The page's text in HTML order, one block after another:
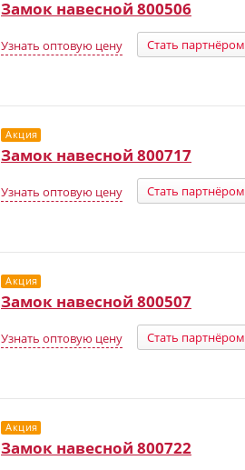
Замок навесной 800506
Узнать оптовую цену Стать партнёром
Акция
Замок навесной 800717
Узнать оптовую цену Стать партнёром
Акция
Замок навесной 800507
Узнать оптовую цену Стать партнёром
Акция
Замок навесной 800722